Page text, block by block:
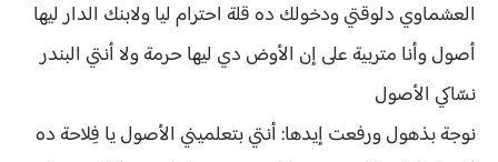
العشماوي دلوقتي ودخولك ده قلة احترام ليا ولابنك الدار ليها
أصول وأنا متربية على إن الأوض دي ليها حرمة ولا أنتي البندر
نسّاكي الأصول
نوجة بذهول ورفعت إيدها: أنتي بتعلميني الأصول يا فِلاحة ده